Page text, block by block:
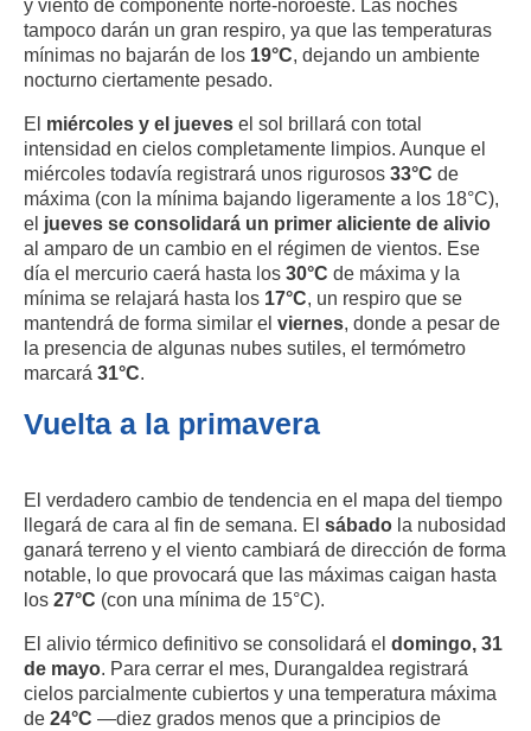
y viento de componente norte-noroeste. Las noches
tampoco darán un gran respiro, ya que las temperaturas
mínimas no bajarán de los 19°C, dejando un ambiente
nocturno ciertamente pesado.
El miércoles y el jueves el sol brillará con total
intensidad en cielos completamente limpios. Aunque el
miércoles todavía registrará unos rigurosos 33°C de
máxima (con la mínima bajando ligeramente a los 18°C),
el jueves se consolidará un primer aliciente de alivio
al amparo de un cambio en el régimen de vientos. Ese
día el mercurio caerá hasta los 30°C de máxima y la
mínima se relajará hasta los 17°C, un respiro que se
mantendrá de forma similar el viernes, donde a pesar de
la presencia de algunas nubes sutiles, el termómetro
marcará 31°C.
Vuelta a la primavera
El verdadero cambio de tendencia en el mapa del tiempo
llegará de cara al fin de semana. El sábado la nubosidad
ganará terreno y el viento cambiará de dirección de forma
notable, lo que provocará que las máximas caigan hasta
los 27°C (con una mínima de 15°C).
El alivio térmico definitivo se consolidará el domingo, 31
de mayo. Para cerrar el mes, Durangaldea registrará
cielos parcialmente cubiertos y una temperatura máxima
de 24°C —diez grados menos que a principios de